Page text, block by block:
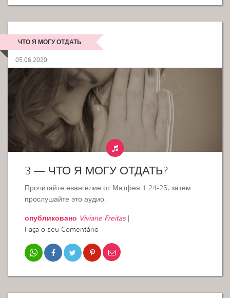
ЧТО Я МОГУ ОТДАТЬ
05.06.2020
3 — ЧТО Я МОГУ ОТДАТЬ?
Прочитайте евангелие от Матфея 1:24-25, затем
прослушайте это аудио.
опубликовано Viviane Freitas|
Faça o seu Comentário